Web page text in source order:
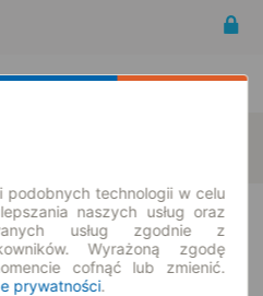
podobnych technologii w celu
naszych usług oraz
usług zgodnie z
Wyrażoną zgodę
cofnąć lub zmienić.
prywatności.